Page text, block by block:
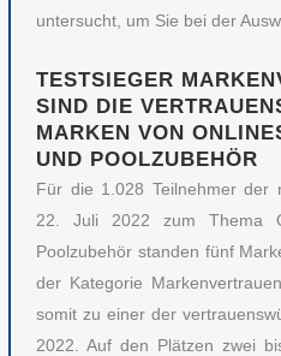
untersucht, um Sie bei der
TESTSIEGER
SIND DIE
MARKEN VON
UND POOLZUBEHÖR
Für die 1.028 Teilnehmer der
22. Juli 2022 zum Thema
Poolzubehör standen fünf
der Kategorie
somit zu einer der
2022. Auf den Plätzen zwei